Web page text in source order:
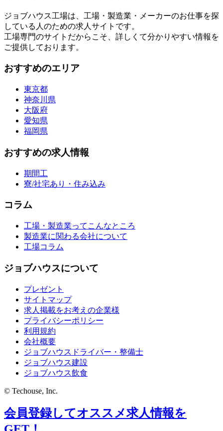
ジョブハウス工場は、工場・製造業・メーカーのお仕事を探
している人のための求人サイトです。
工場専門のサイトだからこそ、詳しくて分かりやすい情報を
ご提供しております。
おすすめのエリア
東京都
神奈川県
大阪府
愛知県
福岡県
おすすめの求人情報
期間工
寮/社宅あり・住み込み
コラム
工場・製造業ってこんなところ
製造業に関わる会社について
工場コラム
ジョブハウスについて
プレゼント
サイトマップ
求人掲載をお考えの企業様
プライバシーポリシー
利用規約
会社概要
ジョブハウスドライバー・整備士
ジョブハウス建設
ジョブハウス飲食
© Techouse, Inc.
会員登録してオススメ求人情報を